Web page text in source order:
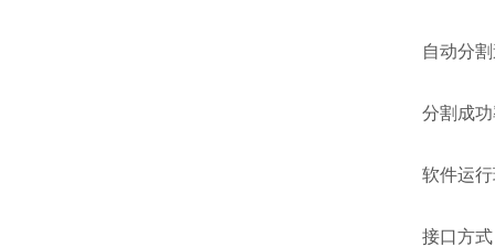
自动分割
分割成功
软件运行
接口方式